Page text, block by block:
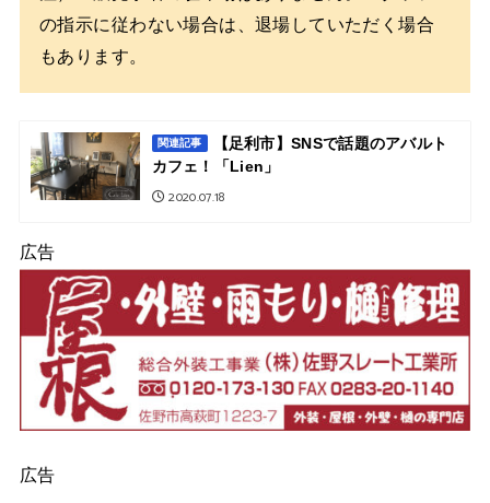
の指示に従わない場合は、退場していただく場合
もあります。
関連記事
【足利市】SNSで話題のアバルト
カフェ！「Lien」
2020.07.18
広告
広告